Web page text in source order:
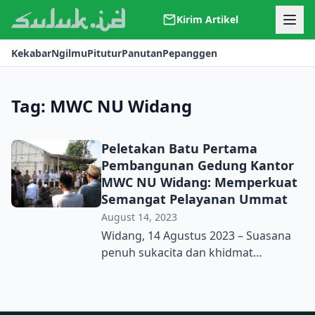
Kirim Artikel
Kerjasama
Kontak
KekabarNgilmuPituturPanutanPepanggen
Tag: MWC NU Widang
Peletakan Batu Pertama
Pembangunan Gedung Kantor
MWC NU Widang: Memperkuat
Semangat Pelayanan Ummat
August 14, 2023
Widang, 14 Agustus 2023 – Suasana
penuh sukacita dan khidmat